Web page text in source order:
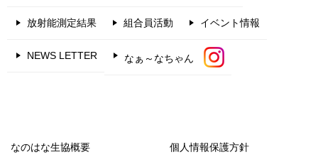
放射能測定結果 組合員活動 イベント情報
NEWS LETTER なぁ～なちゃん
なのはな生協概要 個人情報保護方針